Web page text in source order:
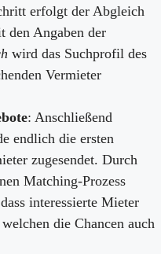
erfolgt der Abgleich
den Angaben der
wird das Suchprofil des
Vermieter
: Anschließend
endlich die ersten
zugesendet. Durch
Matching-Prozess
interessierte Mieter
die Chancen auch